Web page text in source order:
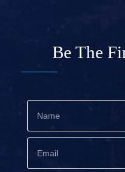
Be The